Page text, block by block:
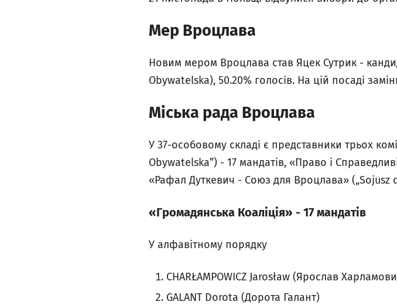
Мер Вроцлава
Новим мером Вроцлава став Яцек Сутрик -
Obywatelska), 50.20% голосів. На цій посаді
Міська рада Вроцлава
У 37-особовому складі є представники трьох
Obywatelska”) - 17 мандатів, «Право і
«Рафал Дуткевич - Союз для Вроцлава» („Sojusz
«Громадянська Коаліція» - 17 мандатів
У алфавітному порядку
CHARŁAMPOWICZ Jarosław (Ярослав
GALANT Dorota (Дорота Галант)